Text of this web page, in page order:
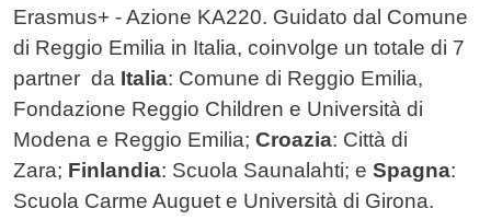
Erasmus+ - Azione KA220. Guidato dal Comune
di Reggio Emilia in Italia, coinvolge un totale di 7
partner da Italia: Comune di Reggio Emilia,
Fondazione Reggio Children e Università di
Modena e Reggio Emilia; Croazia: Città di
Zara; Finlandia: Scuola Saunalahti; e Spagna:
Scuola Carme Auguet e Università di Girona.